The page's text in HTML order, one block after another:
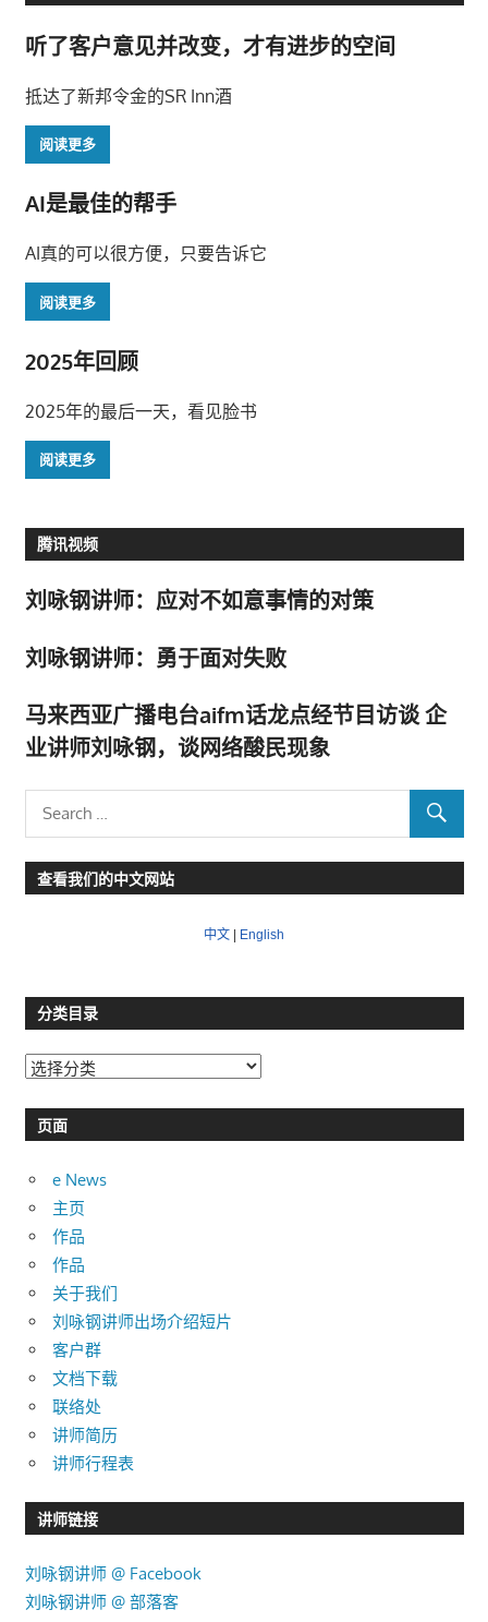
听了客户意见并改变，才有进步的空间
抵达了新邦令金的SR Inn酒
阅读更多
AI是最佳的帮手
AI真的可以很方便，只要告诉它
阅读更多
2025年回顾
2025年的最后一天，看见脸书
阅读更多
腾讯视频
刘咏钢讲师：应对不如意事情的对策
刘咏钢讲师：勇于面对失败
马来西亚广播电台aifm话龙点经节目访谈 企
业讲师刘咏钢，谈网络酸民现象
查看我们的中文网站
中文 | English
分类目录
分
目页面
e News
主页
作品
作品
关于我们
刘咏钢讲师出场介绍短片
客户群
文档下载
联络处
讲师简历
讲师行程表
讲师链接
刘咏钢讲师 @ Facebook
刘咏钢讲师 @ 部落客